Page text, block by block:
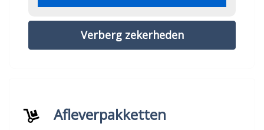
Verberg zekerheden
Afleverpakketten